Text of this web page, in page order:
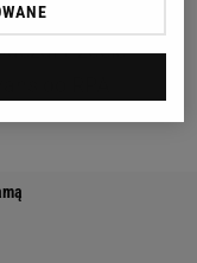
trzecie
do RPA